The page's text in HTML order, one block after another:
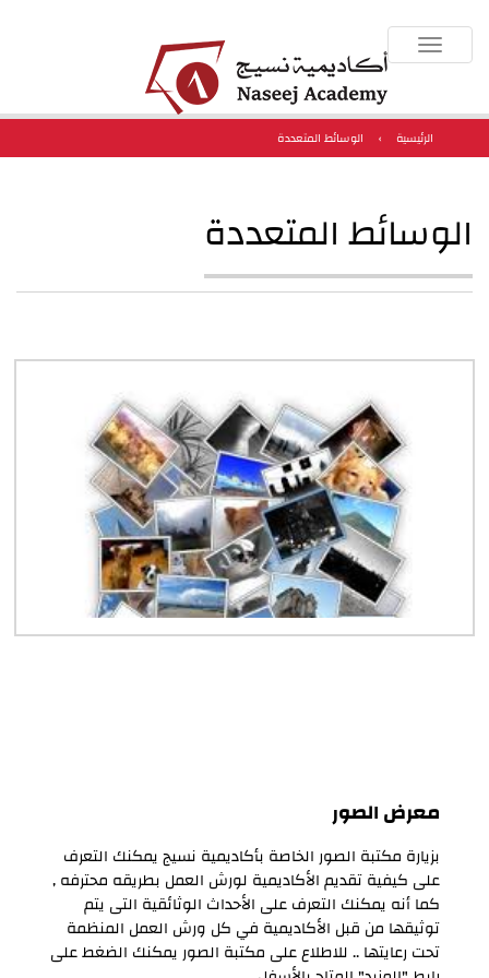
Toggle
navigation
الرئيسية › الوسائط المتعددة
الوسائط المتعددة
معرض الصور
بزيارة مكتبة الصور الخاصة بأكاديمية نسيج يمكنك التعرف
على كيفية تقديم الأكاديمية لورش العمل بطريقه محترفه ,
كما أنه يمكنك التعرف على الأحداث الوثائقية التى يتم
توثيقها من قبل الأكاديمية في كل ورش العمل المنظمة
تحت رعايتها .. للاطلاع على مكتبة الصور يمكنك​ الضغط على